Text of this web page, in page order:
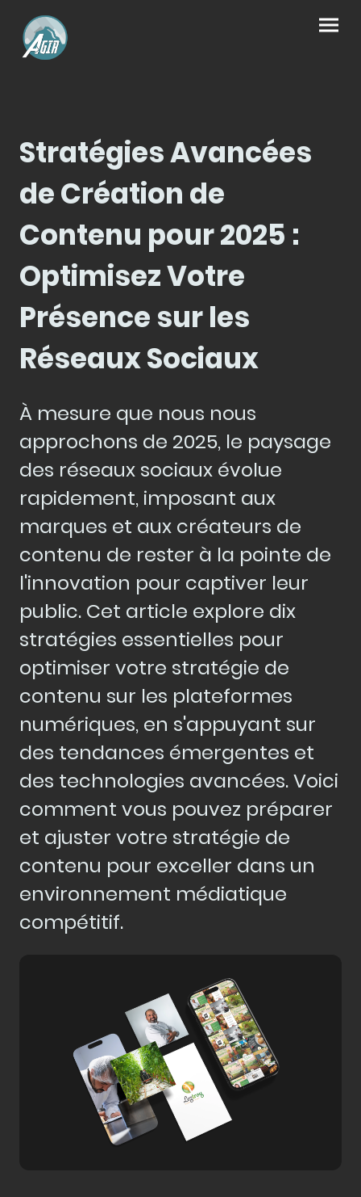
Stratégies Avancées
de Création de
Contenu pour 2025 :
Optimisez Votre
Présence sur les
Réseaux Sociaux
À mesure que nous nous
approchons de 2025, le paysage
des réseaux sociaux évolue
rapidement, imposant aux
marques et aux créateurs de
contenu de rester à la pointe de
l'innovation pour captiver leur
public. Cet article explore dix
stratégies essentielles pour
optimiser votre stratégie de
contenu sur les plateformes
numériques, en s'appuyant sur
des tendances émergentes et
des technologies avancées. Voici
comment vous pouvez préparer
et ajuster votre stratégie de
contenu pour exceller dans un
environnement médiatique
compétitif.